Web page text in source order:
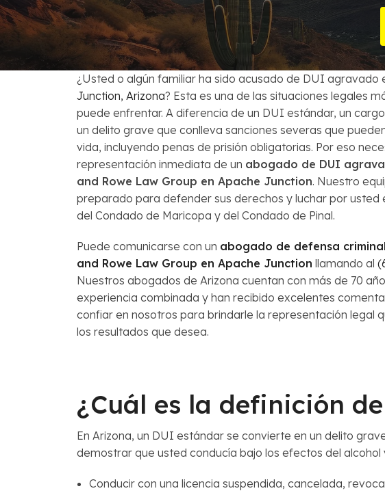
Preguntas Frecuentes
¿Es la
Préstamos
Cómo
Impuestos
¿Usted o algún familiar ha sido acusado de DUI agravado
Junction, Arizona? Esta es una de las situaciones legales
puede enfrentar. A diferencia de un DUI estándar, un
un delito grave que conlleva sanciones severas que
vida, incluyendo penas de prisión obligatorias. Por eso
representación inmediata de un abogado de DUI
and Rowe Law Group en Apache Junction. Nuestro
preparado para defender sus derechos y luchar por usted
del Condado de Maricopa y del Condado de Pinal.
Puede comunicarse con un abogado de defensa
and Rowe Law Group en Apache Junction llamando al
Nuestros abogados de Arizona cuentan con más de 70
experiencia combinada y han recibido excelentes
confiar en nosotros para brindarle la representación legal
los resultados que desea.
¿Cuál es la definición
En Arizona, un DUI estándar se convierte en un delito
demostrar que usted conducía bajo los efectos del
Conducir con una licencia suspendida, cancelada,